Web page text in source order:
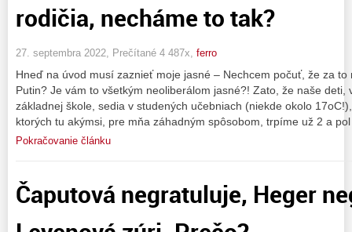
rodičia, necháme to tak?
27. septembra 2022, Prečítané 4 487x, ferro
Hneď na úvod musí zaznieť moje jasné – Nechcem počuť, že za
Putin? Je vám to všetkým neoliberálom jasné?! Zato, že naše
základnej škole, sedia v studených učebniach (niekde okolo
ktorých tu akýmsi, pre mňa záhadným spôsobom, trpíme už 2 a
Pokračovanie článku
Čaputová negratuluje, Heger